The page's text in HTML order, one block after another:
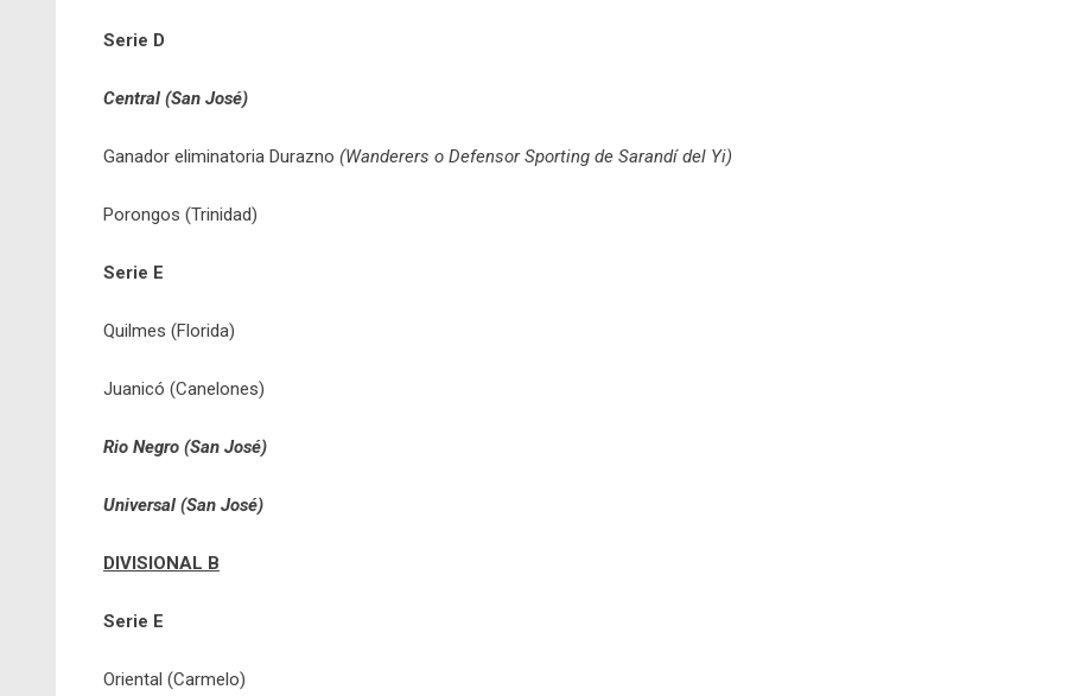
Serie D
Central (San José)
Ganador eliminatoria Durazno (Wanderers o Defensor Sporting de Sarandí del Yi)
Porongos (Trinidad)
Serie E
Quilmes (Florida)
Juanicó (Canelones)
Rio Negro (San José)
Universal (San José)
DIVISIONAL B
Serie E
Oriental (Carmelo)